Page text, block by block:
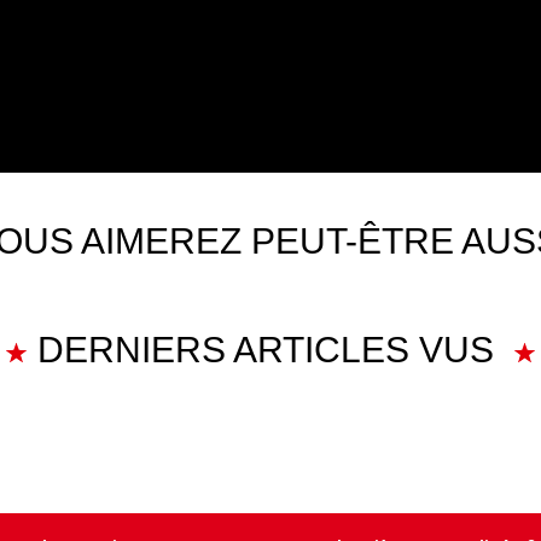
AIMEREZ PEUT-ÊTRE
DERNIERS ARTICLES VUS